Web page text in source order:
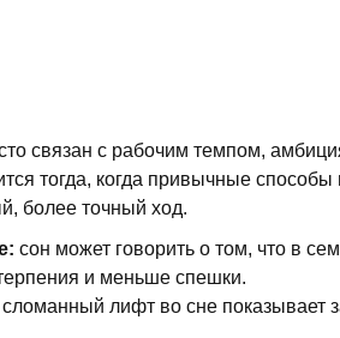
связан с рабочим темпом,
тогда, когда привычные
более точный ход.
сон может говорить о том, что в
и меньше спешки.
сломанный лифт во сне показывает